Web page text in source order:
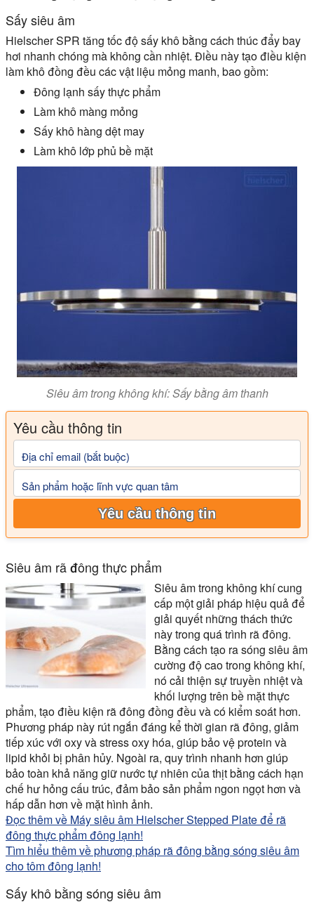
Sấy siêu âm
Hielscher SPR tăng tốc độ sấy khô bằng cách thúc đẩy bay
hơi nhanh chóng mà không cần nhiệt. Điều này tạo điều kiện
làm khô đồng đều các vật liệu mỏng manh, bao gồm:
Đông lạnh sấy thực phẩm
Làm khô màng mỏng
Sấy khô hàng dệt may
Làm khô lớp phủ bề mặt
Siêu âm trong không khí: Sấy bằng âm thanh
Yêu cầu thông tin
Địa chỉ email (bắt buộc)
Sản phẩm hoặc lĩnh vực quan tâm
Yêu cầu thông tin
Siêu âm rã đông thực phẩm
Siêu âm trong không khí cung
cấp một giải pháp hiệu quả để
giải quyết những thách thức
này trong quá trình rã đông.
Bằng cách tạo ra sóng siêu âm
cường độ cao trong không khí,
nó cải thiện sự truyền nhiệt và
khối lượng trên bề mặt thực
phẩm, tạo điều kiện rã đông đồng đều và có kiểm soát hơn.
Phương pháp này rút ngắn đáng kể thời gian rã đông, giảm
tiếp xúc với oxy và stress oxy hóa, giúp bảo vệ protein và
lipid khỏi bị phân hủy. Ngoài ra, quy trình nhanh hơn giúp
bảo toàn khả năng giữ nước tự nhiên của thịt bằng cách hạn
chế hư hỏng cấu trúc, đảm bảo sản phẩm ngon ngọt hơn và
hấp dẫn hơn về mặt hình ảnh.
Đọc thêm về Máy siêu âm Hielscher Stepped Plate để rã
đông thực phẩm đông lạnh!
Tìm hiểu thêm về phương pháp rã đông bằng sóng siêu âm
cho tôm đông lạnh!
Sấy khô bằng sóng siêu âm